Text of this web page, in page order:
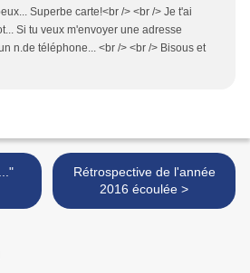
Superbe carte!<br /> <br /> Je t'ai
Si tu veux m'envoyer une adresse
n.de téléphone... <br /> <br /> Bisous et
Rétrospective de l'année
2016 écoulée >